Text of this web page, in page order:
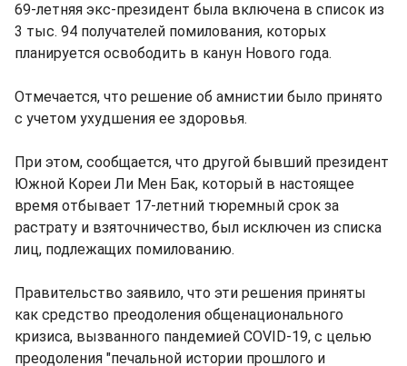
69-летняя экс-президент была включена в список из
3 тыс. 94 получателей помилования, которых
планируется освободить в канун Нового года.
Отмечается, что решение об амнистии было принято
с учетом ухудшения ее здоровья.
При этом, сообщается, что другой бывший президент
Южной Кореи Ли Мен Бак, который в настоящее
время отбывает 17-летний тюремный срок за
растрату и взяточничество, был исключен из списка
лиц, подлежащих помилованию.
Правительство заявило, что эти решения приняты
как средство преодоления общенационального
кризиса, вызванного пандемией COVID-19, с целью
преодоления "печальной истории прошлого и